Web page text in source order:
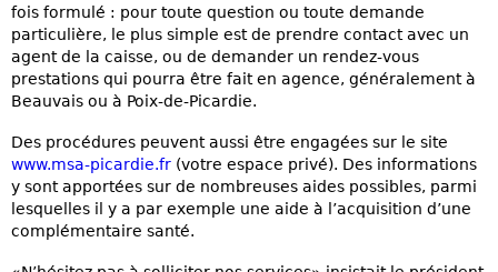
fois formulé : pour toute question ou toute demande
particulière, le plus simple est de prendre contact avec un
agent de la caisse, ou de demander un rendez-vous
prestations qui pourra être fait en agence, généralement à
Beauvais ou à Poix-de-Picardie.
Des procédures peuvent aussi être engagées sur le site
www.msa-picardie.fr (votre espace privé). Des informations
y sont apportées sur de nombreuses aides possibles, parmi
lesquelles il y a par exemple une aide à l’acquisition d’une
complémentaire santé.